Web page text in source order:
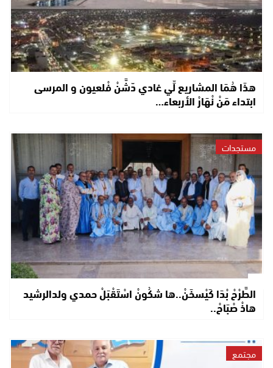
هذَا هُمَا المشاريع لِّي غادي دّشَّنْ فْلعيون و المرسى
ابتداء مَنْ نْهَارْ الأربعاء…
مستجدات
الطَّرْحْ بْدَا كَيْسخَنْ..ها شكُونْ اسْتَقْبَلْ حمدي ولدالرشيد
هاذْ صْبَاحْ..
مجتمع